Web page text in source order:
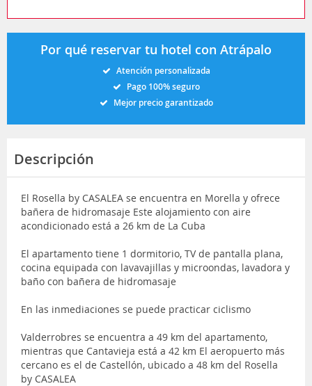
Por qué reservar tu hotel con Atrápalo
Atención personalizada
Pago 100% seguro
Mejor precio garantizado
Descripción
El Rosella by CASALEA se encuentra en Morella y ofrece
bañera de hidromasaje Este alojamiento con aire
acondicionado está a 26 km de La Cuba
El apartamento tiene 1 dormitorio, TV de pantalla plana,
cocina equipada con lavavajillas y microondas, lavadora y
baño con bañera de hidromasaje
En las inmediaciones se puede practicar ciclismo
Valderrobres se encuentra a 49 km del apartamento,
mientras que Cantavieja está a 42 km El aeropuerto más
cercano es el de Castellón, ubicado a 48 km del Rosella
by CASALEA